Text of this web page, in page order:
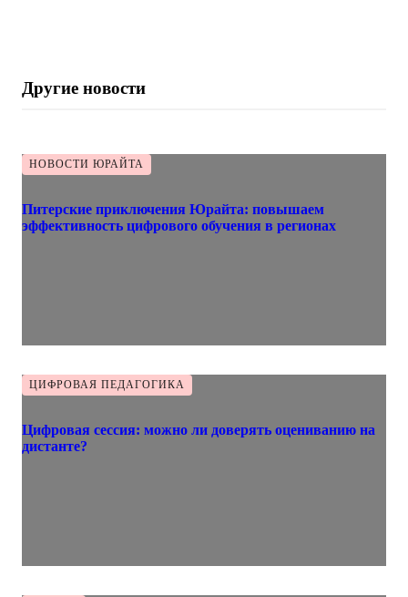
Другие новости
НОВОСТИ ЮРАЙТА
Питерские приключения Юрайта: повышаем
эффективность цифрового обучения в регионах
ЦИФРОВАЯ ПЕДАГОГИКА
Цифровая сессия: можно ли доверять оцениванию на
дистанте?